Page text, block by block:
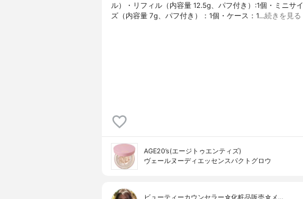
ル）・リフィル（内容量 12.5g、パフ付き）:1個・ミニサイ
ズ（内容量 7g、パフ付き）：1個・ケース：1…続きを見る
AGE20’s(エージトゥエンティズ)
ヴェールヌーディエッセンスパクトグロウ